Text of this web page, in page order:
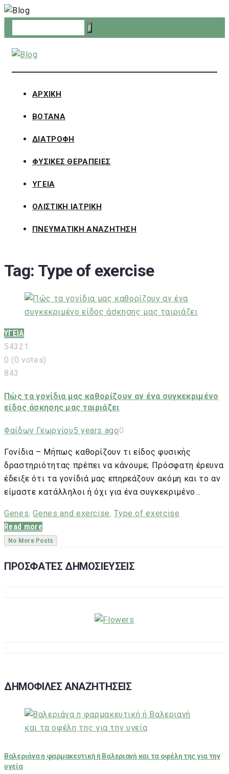
Skip
to
content
ΑΡΧΙΚΗ
ΒΟΤΑΝΑ
ΔΙΑΤΡΟΦΗ
ΦΥΣΙΚΕΣ ΘΕΡΑΠΕΙΕΣ
ΥΓΕΙΑ
ΟΛΙΣΤΙΚΗ ΙΑΤΡΙΚΗ
ΠΝΕΥΜΑΤΙΚΗ ΑΝΑΖΗΤΗΣΗ
Tag: Type of exercise
ΥΓΕΙΑ
543 2 1
0 (0 votes)
843
Πώς τα γονίδια μας καθορίζουν αν ένα συγκεκριμένο
είδος άσκησης μας ταιριάζει
Φαίδων Γεωργίου5 years ago0
Γονίδια – Μήπως καθορίζουν τι είδος φυσικής
δραστηριότητας πρέπει να κάνουμε; Πρόσφατη έρευνα
έδειξε ότι τα γονίδιά μας επηρεάζουν ακόμη και το αν
είμαστε κατάλληλοι ή όχι για ένα συγκεκριμένο…
Genes,Genes and exercise,Type of exercise
Read more
No More Posts
ΠΡΟΣΦΑΤΕΣ ΔΗΜΟΣΙΕΥΣΕΙΣ
ΔΗΜΟΦΙΛΕΣ ΑΝΑΖΗΤΗΣΕΙΣ
Βαλεριάνα η φαρμακευτική ή Βαλεριανή και τα οφέλη της για την
υγεία